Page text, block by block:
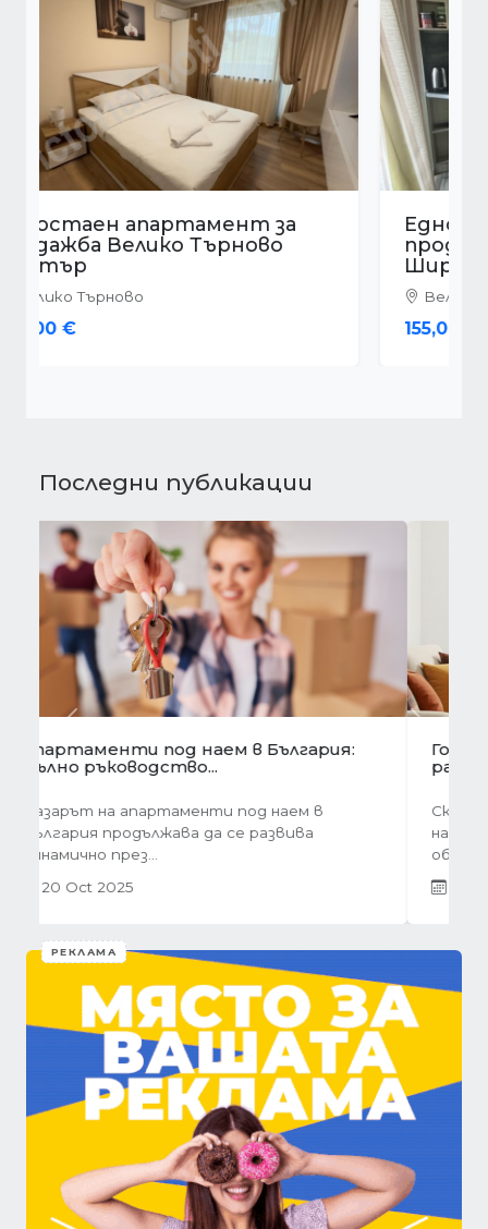
Едностаен апартамент за
продажба Велико Търново
Широк център
Велико Търново
155,000 €
Последни публикации
Готови завеси за хол на една ръка
разстояние
Скъпи дами, нека си признаем, че понякога
най-голямото предизвикателство в
обзавеждането...
01 Oct 2025
РЕКЛАМА